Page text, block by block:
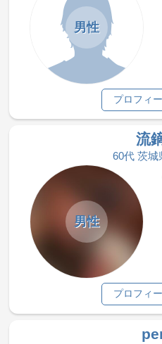
男性
プロフィ
流
60代 茨城
男性
プロフィ